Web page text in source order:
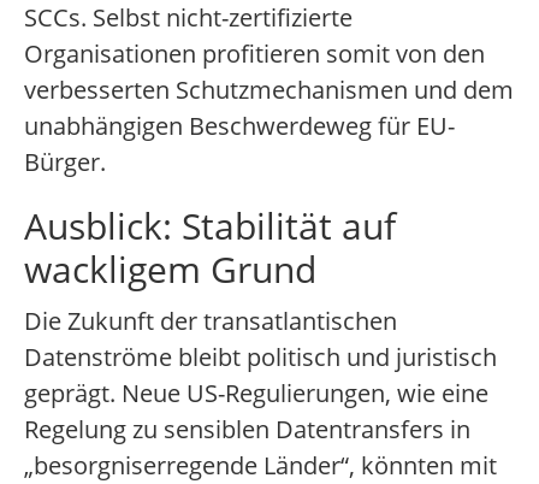
SCCs. Selbst nicht-zertifizierte
Organisationen profitieren somit von den
verbesserten Schutzmechanismen und dem
unabhängigen Beschwerdeweg für EU-
Bürger.
Ausblick: Stabilität auf
wackligem Grund
Die Zukunft der transatlantischen
Datenströme bleibt politisch und juristisch
geprägt. Neue US-Regulierungen, wie eine
Regelung zu sensiblen Datentransfers in
„besorgniserregende Länder“, könnten mit